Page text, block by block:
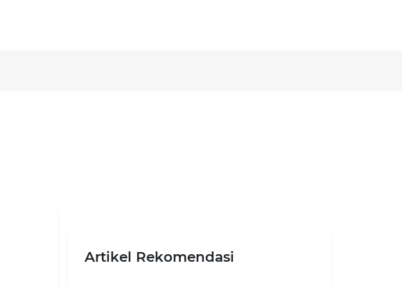
Artikel Rekomendasi